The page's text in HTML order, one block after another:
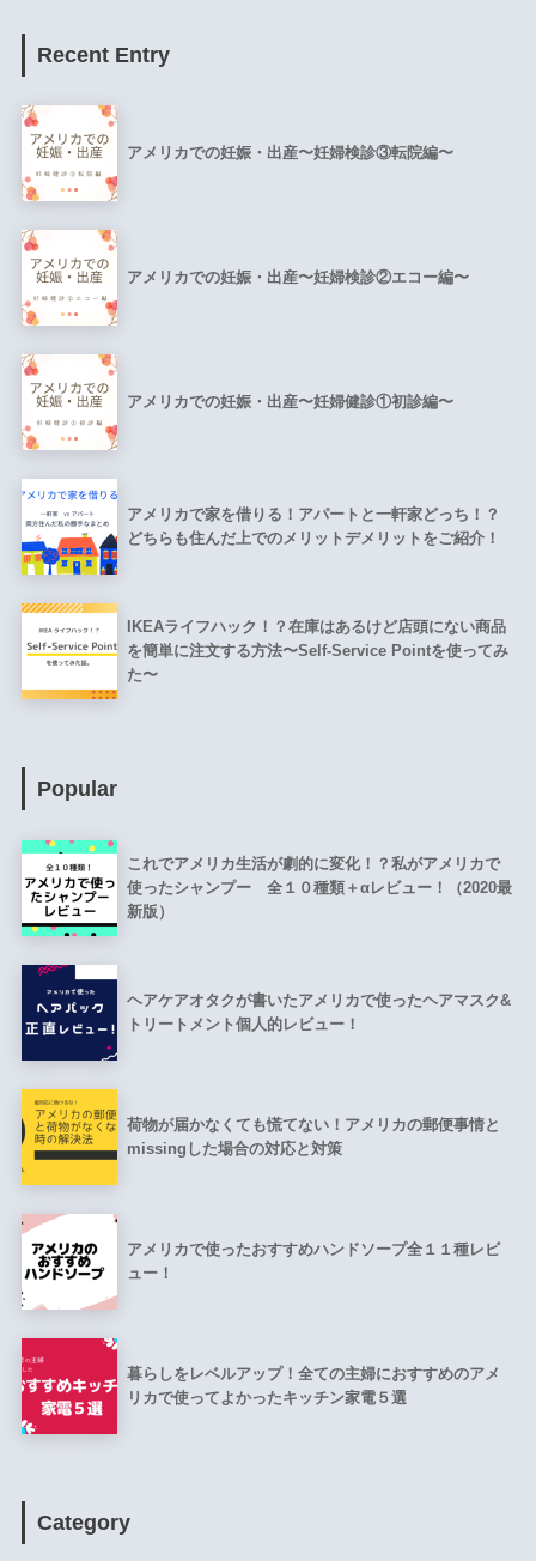
Recent Entry
アメリカでの妊娠・出産〜妊婦検診③転院編〜
アメリカでの妊娠・出産〜妊婦検診②エコー編〜
アメリカでの妊娠・出産〜妊婦健診①初診編〜
アメリカで家を借りる！アパートと一軒家どっち！？
どちらも住んだ上でのメリットデメリットをご紹介！
IKEAライフハック！？在庫はあるけど店頭にない商品
を簡単に注文する方法〜Self-Service Pointを使ってみ
た〜
Popular
これでアメリカ生活が劇的に変化！？私がアメリカで
使ったシャンプー 全１０種類＋αレビュー！（2020最
新版）
ヘアケアオタクが書いたアメリカで使ったヘアマスク&
トリートメント個人的レビュー！
荷物が届かなくても慌てない！アメリカの郵便事情と
missingした場合の対応と対策
アメリカで使ったおすすめハンドソープ全１１種レビ
ュー！
暮らしをレベルアップ！全ての主婦におすすめのアメ
リカで使ってよかったキッチン家電５選
Category